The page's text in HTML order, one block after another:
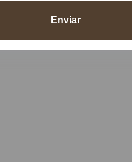
Enviar